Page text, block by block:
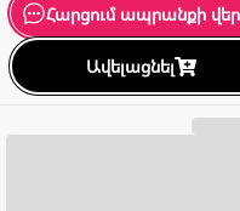
Հարցում ապրանքի
Ավելացնել